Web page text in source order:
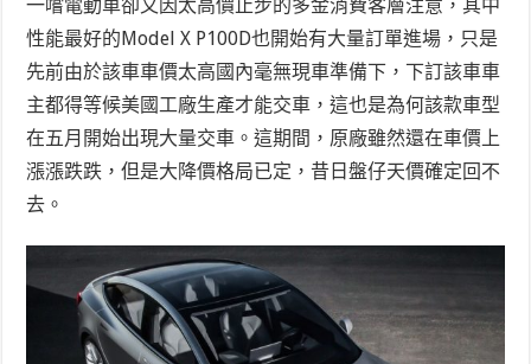
一嚐電動車卻又因太高價止步的多金消費客層注意，其中
性能最好的Model X P100D也開始有大量訂單進場，只是
先前由於該車車價太高國內毫無現車準備下，下訂該車車
主都得等候美國工廠生產才能交車，這也是為何該款車型
在五月開始出現大量交車。這期間，原廠雖然還在車價上
漲漲跌跌，但是大降價格局已定，昔日盤仔天價確定回不
去。